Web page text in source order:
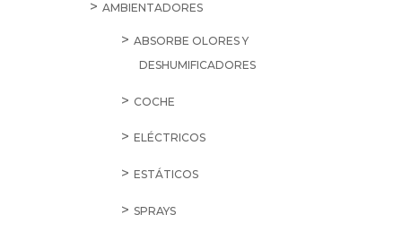
AMBIENTADORES
ABSORBE OLORES Y
DESHUMIFICADORES
COCHE
ELÉCTRICOS
ESTÁTICOS
SPRAYS